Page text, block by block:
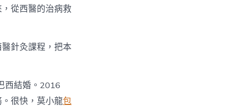
從西醫的治病救
針灸課程，把本
西結婚。2016
很快，莫小龍包